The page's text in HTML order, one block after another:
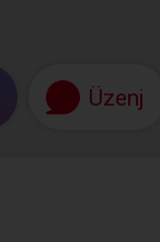
Üzenj